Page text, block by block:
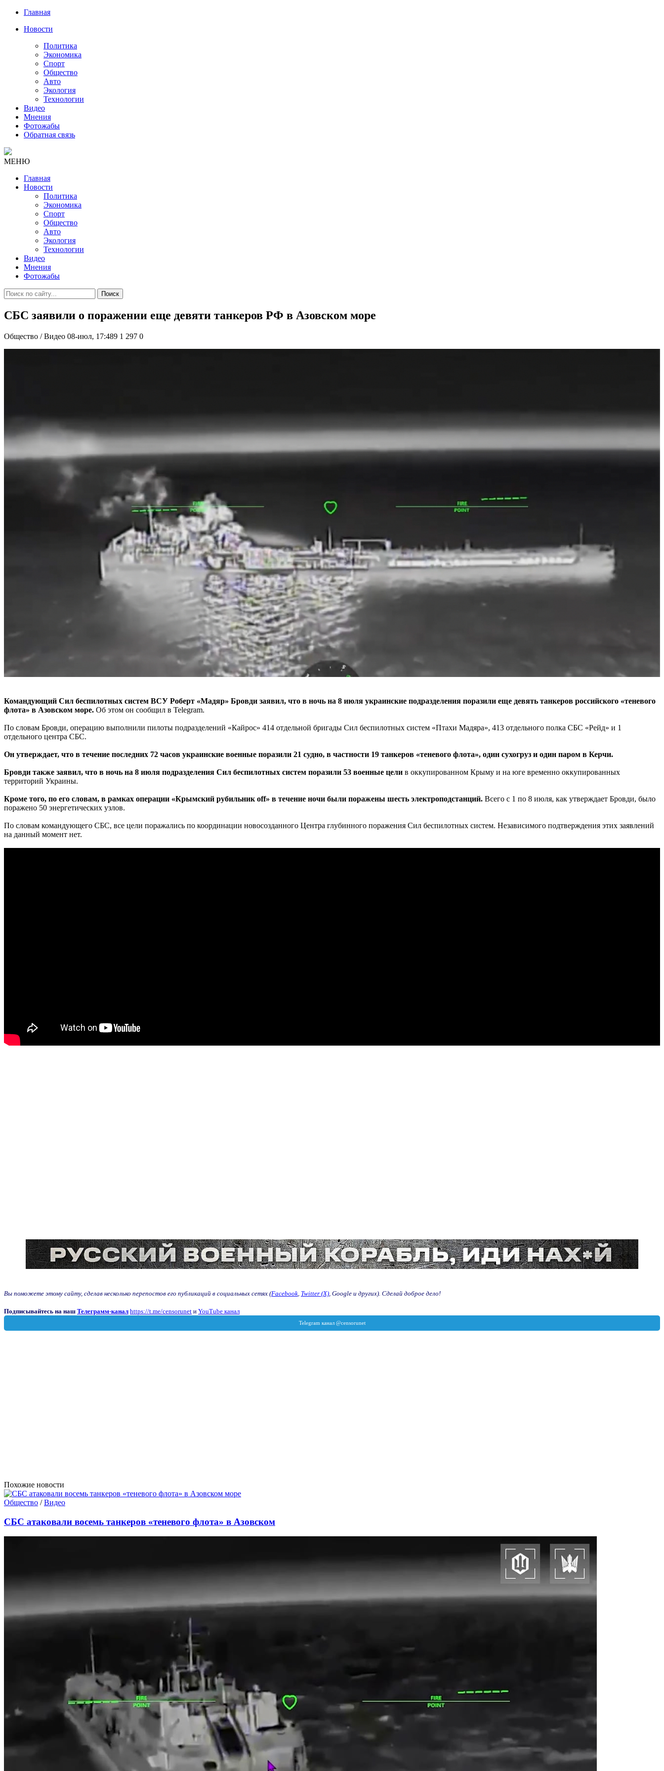
Главная
Новости
Политика
Экономика
Спорт
Общество
Авто
Экология
Технологии
Видео
Мнения
Фотожабы
Обратная связь
МЕНЮ
Главная
Новости
Политика
Экономика
Спорт
Общество
Авто
Экология
Технологии
Видео
Мнения
Фотожабы
Поиск
СБС заявили о поражении еще девяти танкеров РФ в Азовском море
Общество / Видео 08-июл, 17:489 1 297 0
Командующий Сил беспилотных систем ВСУ Роберт «Мадяр» Бровди заявил, что в ночь на 8 июля украинские подразделения поразили еще девять танкеров российского «теневого
флота» в Азовском море. Об этом он сообщил в Telegram.
По словам Бровди, операцию выполнили пилоты подразделений «Кайрос» 414 отдельной бригады Сил беспилотных систем «Птахи Мадяра», 413 отдельного полка СБС «Рейд» и 1
отдельного центра СБС.
Он утверждает, что в течение последних 72 часов украинские военные поразили 21 судно, в частности 19 танкеров «теневого флота», один сухогруз и один паром в Керчи.
Бровди также заявил, что в ночь на 8 июля подразделения Сил беспилотных систем поразили 53 военные цели в оккупированном Крыму и на юге временно оккупированных
территорий Украины.
Кроме того, по его словам, в рамках операции «Крымский рубильник off» в течение ночи были поражены шесть электроподстанций. Всего с 1 по 8 июля, как утверждает Бровди, было
поражено 50 энергетических узлов.
По словам командующего СБС, все цели поражались по координации новосозданного Центра глубинного поражения Сил беспилотных систем. Независимого подтверждения этих заявлений
на данный момент нет.
Вы поможете этому сайту, сделав несколько перепостов его публикаций в социальных сетях (Facebook Twitter (X) , Google и других). Сделай доброе дело!
Подписывайтесь на наш Телеграмм-канал https://t.me/censorunet и YouTube канал
Похожие новости
Общество /Видео
СБС атаковали восемь танкеров «теневого флота» в Азовском